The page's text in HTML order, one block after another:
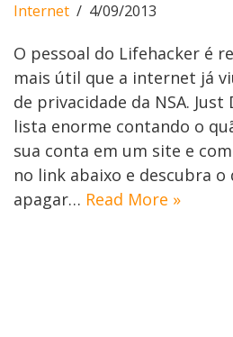
Internet 4/09/2013
O pessoal do Lifehacker é
mais útil que a internet já
de privacidade da NSA. Just
lista enorme contando o
sua conta em um site e
no link abaixo e descubra o
apagar… Read More »